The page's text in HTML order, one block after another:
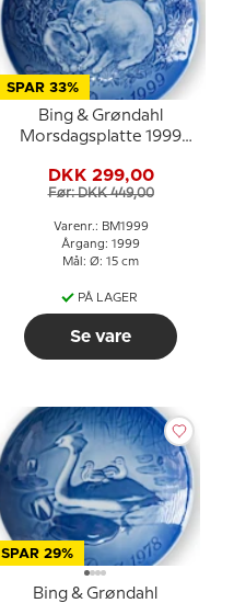
SPAR 33%
Bing & Grøndahl
Morsdagsplatte 1999
DKK 299,00
Før: DKK 449,00
Varenr.: BM1999
Årgang: 1999
Mål: Ø: 15 cm
PÅ LAGER
Se vare
SPAR 29%
Bing & Grøndahl